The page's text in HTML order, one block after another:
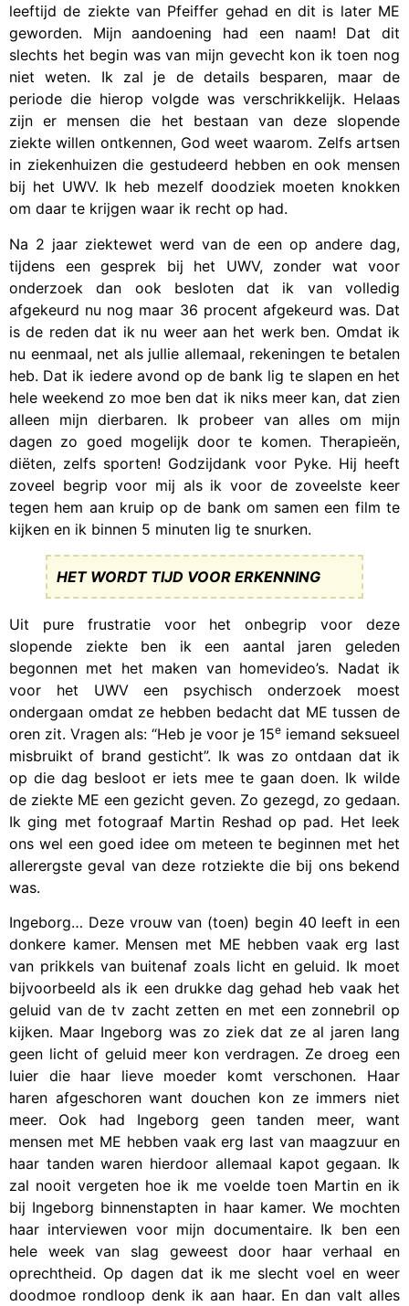
leeftijd de ziekte van Pfeiffer gehad en dit is later ME
geworden. Mijn aandoening had een naam! Dat dit
slechts het begin was van mijn gevecht kon ik toen nog
niet weten. Ik zal je de details besparen, maar de
periode die hierop volgde was verschrikkelijk. Helaas
zijn er mensen die het bestaan van deze slopende
ziekte willen ontkennen, God weet waarom. Zelfs artsen
in ziekenhuizen die gestudeerd hebben en ook mensen
bij het UWV. Ik heb mezelf doodziek moeten knokken
om daar te krijgen waar ik recht op had.
Na 2 jaar ziektewet werd van de een op andere dag,
tijdens een gesprek bij het UWV, zonder wat voor
onderzoek dan ook besloten dat ik van volledig
afgekeurd nu nog maar 36 procent afgekeurd was. Dat
is de reden dat ik nu weer aan het werk ben. Omdat ik
nu eenmaal, net als jullie allemaal, rekeningen te betalen
heb. Dat ik iedere avond op de bank lig te slapen en het
hele weekend zo moe ben dat ik niks meer kan, dat zien
alleen mijn dierbaren. Ik probeer van alles om mijn
dagen zo goed mogelijk door te komen. Therapieën,
diëten, zelfs sporten! Godzijdank voor Pyke. Hij heeft
zoveel begrip voor mij als ik voor de zoveelste keer
tegen hem aan kruip op de bank om samen een film te
kijken en ik binnen 5 minuten lig te snurken.
HET WORDT TIJD VOOR ERKENNING
Uit pure frustratie voor het onbegrip voor deze
slopende ziekte ben ik een aantal jaren geleden
begonnen met het maken van homevideo’s. Nadat ik
voor het UWV een psychisch onderzoek moest
ondergaan omdat ze hebben bedacht dat ME tussen de
oren zit. Vragen als: “Heb je voor je 15e iemand seksueel
misbruikt of brand gesticht”. Ik was zo ontdaan dat ik
op die dag besloot er iets mee te gaan doen. Ik wilde
de ziekte ME een gezicht geven. Zo gezegd, zo gedaan.
Ik ging met fotograaf Martin Reshad op pad. Het leek
ons wel een goed idee om meteen te beginnen met het
allerergste geval van deze rotziekte die bij ons bekend
was.
Ingeborg… Deze vrouw van (toen) begin 40 leeft in een
donkere kamer. Mensen met ME hebben vaak erg last
van prikkels van buitenaf zoals licht en geluid. Ik moet
bijvoorbeeld als ik een drukke dag gehad heb vaak het
geluid van de tv zacht zetten en met een zonnebril op
kijken. Maar Ingeborg was zo ziek dat ze al jaren lang
geen licht of geluid meer kon verdragen. Ze droeg een
luier die haar lieve moeder komt verschonen. Haar
haren afgeschoren want douchen kon ze immers niet
meer. Ook had Ingeborg geen tanden meer, want
mensen met ME hebben vaak erg last van maagzuur en
haar tanden waren hierdoor allemaal kapot gegaan. Ik
zal nooit vergeten hoe ik me voelde toen Martin en ik
bij Ingeborg binnenstapten in haar kamer. We mochten
haar interviewen voor mijn documentaire. Ik ben een
hele week van slag geweest door haar verhaal en
oprechtheid. Op dagen dat ik me slecht voel en weer
doodmoe rondloop denk ik aan haar. En dan valt alles